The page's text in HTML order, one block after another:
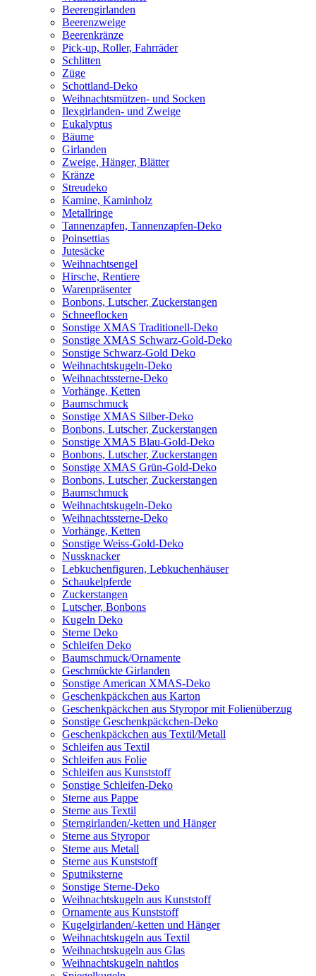
Beerengirlanden
Beerenzweige
Beerenkränze
Pick-up, Roller, Fahrräder
Schlitten
Züge
Schottland-Deko
Weihnachtsmützen- und Socken
Ilexgirlanden- und Zweige
Eukalyptus
Bäume
Girlanden
Zweige, Hänger, Blätter
Kränze
Streudeko
Kamine, Kaminholz
Metallringe
Tannenzapfen, Tannenzapfen-Deko
Poinsettias
Jutesäcke
Weihnachtsengel
Hirsche, Rentiere
Warenpräsenter
Bonbons, Lutscher, Zuckerstangen
Schneeflocken
Sonstige XMAS Traditionell-Deko
Sonstige XMAS Schwarz-Gold-Deko
Sonstige Schwarz-Gold Deko
Weihnachtskugeln-Deko
Weihnachtssterne-Deko
Vorhänge, Ketten
Baumschmuck
Sonstige XMAS Silber-Deko
Bonbons, Lutscher, Zuckerstangen
Sonstige XMAS Blau-Gold-Deko
Bonbons, Lutscher, Zuckerstangen
Sonstige XMAS Grün-Gold-Deko
Bonbons, Lutscher, Zuckerstangen
Baumschmuck
Weihnachtskugeln-Deko
Weihnachtssterne-Deko
Vorhänge, Ketten
Sonstige Weiss-Gold-Deko
Nussknacker
Lebkuchenfiguren, Lebkuchenhäuser
Schaukelpferde
Zuckerstangen
Lutscher, Bonbons
Kugeln Deko
Sterne Deko
Schleifen Deko
Baumschmuck/Ornamente
Geschmückte Girlanden
Sonstige American XMAS-Deko
Geschenkpäckchen aus Karton
Geschenkpäckchen aus Styropor mit Folienüberzug
Sonstige Geschenkpäckchen-Deko
Geschenkpäckchen aus Textil/Metall
Schleifen aus Textil
Schleifen aus Folie
Schleifen aus Kunststoff
Sonstige Schleifen-Deko
Sterne aus Pappe
Sterne aus Textil
Sterngirlanden/-ketten und Hänger
Sterne aus Styropor
Sterne aus Metall
Sterne aus Kunststoff
Sputniksterne
Sonstige Sterne-Deko
Weihnachtskugeln aus Kunststoff
Ornamente aus Kunststoff
Kugelgirlanden/-ketten und Hänger
Weihnachtskugeln aus Textil
Weihnachtskugeln aus Glas
Weihnachtskugeln nahtlos